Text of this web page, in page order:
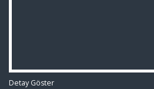
Detay Göster